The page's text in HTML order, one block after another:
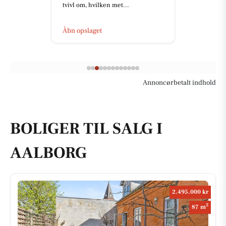
tvivl om, hvilken met...
Åbn opslaget
Annoncørbetalt indhold
BOLIGER TIL SALG I
AALBORG
2.495.000 kr
87 m2